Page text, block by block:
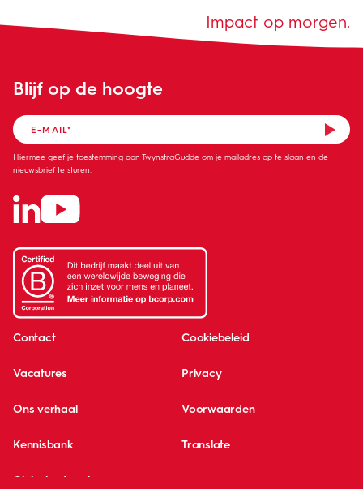
Contact Cookiebeleid
Vacatures Privacy
Ons verhaal Voorwaarden
Kennisbank Translate
Global network
Blijf op de hoogte
Hiermee geef je toestemming aan TwynstraGudde om je mailadres op te slaan en de
nieuwsbrief te sturen.
Impact op morgen.